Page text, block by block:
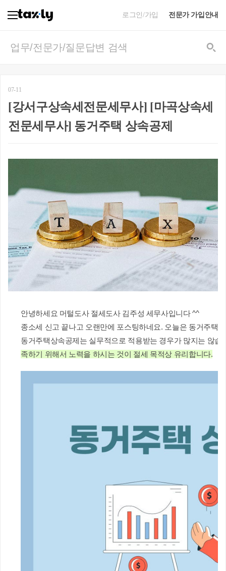
로그인/가입 전문가 가입안내
07-11
[강서구상속세전문세무사] [마곡상속세
전문세무사] 동거주택 상속공제
안녕하세요 머털도사 절세도사 김주성 세무사입니다 ^^
종소세 신고 끝나고 오랜만에 포스팅하네요. 오늘은 동거주택
동거주택상속공제는 실무적으로 적용받는 경우가 많지는 않
족하기 위해서 노력을 하시는 것이 절세 목적상 유리합니다.